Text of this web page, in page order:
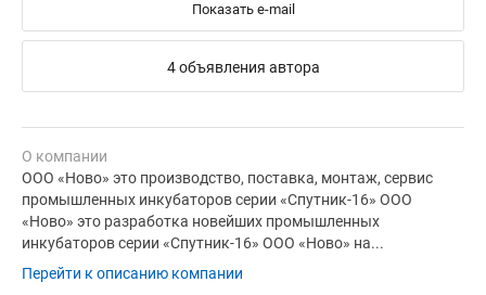
Показать e-mail
4 объявления автора
О компании
ООО «Ново» это производство, поставка, монтаж, сервис
промышленных инкубаторов серии «Спутник-16» ООО
«Ново» это разработка новейших промышленных
инкубаторов серии «Спутник-16» ООО «Ново» на...
Перейти к описанию компании